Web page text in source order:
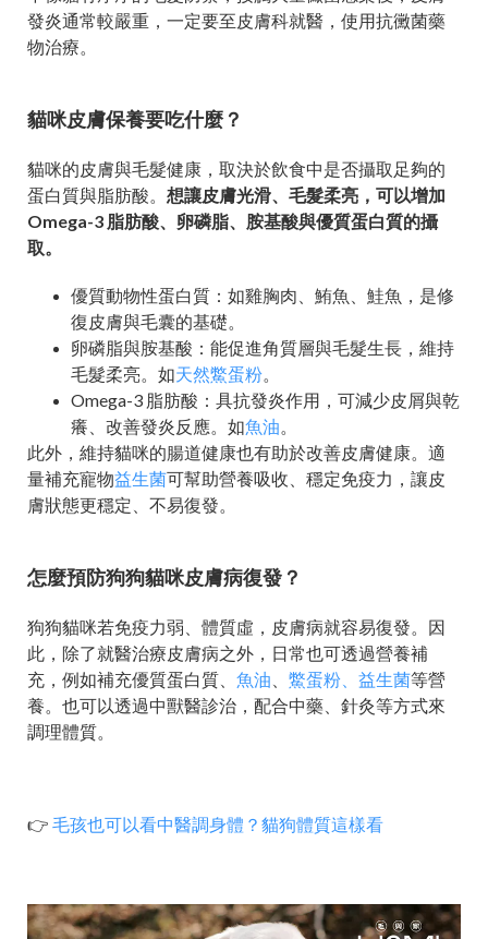
發炎通常較嚴重，一定要至皮膚科就醫，使用抗黴菌藥
物治療。
貓咪皮膚保養要吃什麼？
貓咪的皮膚與毛髮健康，取決於飲食中是否攝取足夠的
蛋白質與脂肪酸。 想讓皮膚光滑、毛髮柔亮，可以增加
Omega-3 脂肪酸、卵磷脂、胺基酸與優質蛋白質的攝
取。
優質動物性蛋白質：如雞胸肉、鮪魚、鮭魚，是修
復皮膚與毛囊的基礎。
卵磷脂與胺基酸：能促進角質層與毛髮生長，維持
毛髮柔亮。如天然鱉蛋粉
Omega-3 脂肪酸：具抗發炎作用，可減少皮屑與乾
癢、改善發炎反應。如魚油
此外，維持貓咪的腸道健康也有助於改善皮膚健康。適
量補充寵物益生菌可幫助營養吸收、穩定免疫力，讓皮
膚狀態更穩定、不易復發。
怎麼預防狗狗貓咪皮膚病復發？
狗狗貓咪若免疫力弱、體質虛，皮膚病就容易復發。因
此，除了就醫治療皮膚病之外，日常也可透過營養補
充，例如補充優質蛋白質、 魚油 鱉蛋粉、益生菌等營
養。也可以透過中獸醫診治，配合中藥、針灸等方式來
調理體質。
👉 毛孩也可以看中醫調身體？貓狗體質這樣看